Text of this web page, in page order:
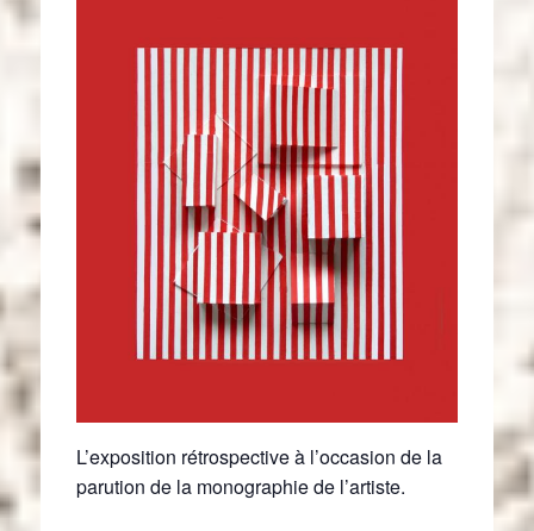
L’exposition rétrospective à l’occasion de la
parution de la monographie de l’artiste.